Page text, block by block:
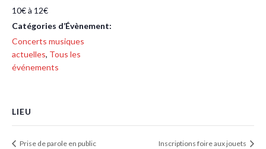
10€ à 12€
Catégories d’Évènement:
Concerts musiques
actuelles, Tous les
événements
LIEU
Prise de parole en public Inscriptions foire aux jouets